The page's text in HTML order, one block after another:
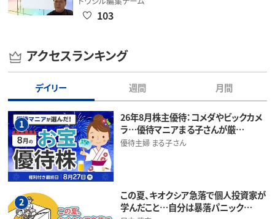
103
アクセスランキング
デイリー 週間 月間
1
26年8月株主優待：コメダやビックカメ
ラ…優待マニアまる子さんが厳…
優待主婦 まる子さん
2
この夏、キオクシア急落で個人投資家が
学んだこと…自分は暴落パニック…